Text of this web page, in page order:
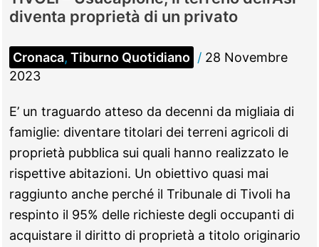
diventa proprietà di un privato
Cronaca, Tiburno Quotidiano / 28 Novembre
2023
E’ un traguardo atteso da decenni da migliaia di
famiglie: diventare titolari dei terreni agricoli di
proprietà pubblica sui quali hanno realizzato le
rispettive abitazioni. Un obiettivo quasi mai
raggiunto anche perché il Tribunale di Tivoli ha
respinto il 95% delle richieste degli occupanti di
acquistare il diritto di proprietà a titolo originario